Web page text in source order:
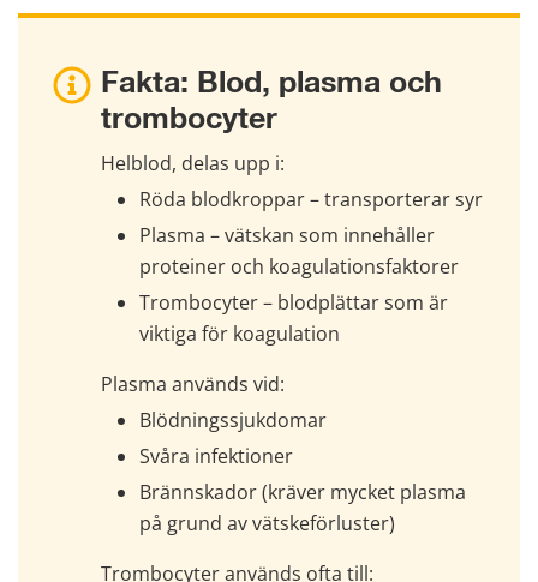
Fakta: Blod, plasma och
trombocyter
Helblod, delas upp i:
Röda blodkroppar – transporterar syr
Plasma – vätskan som innehåller
proteiner och koagulationsfaktorer
Trombocyter – blodplättar som är
viktiga för koagulation
Plasma används vid:
Blödningssjukdomar
Svåra infektioner
Brännskador (kräver mycket plasma
på grund av vätskeförluster)
Trombocyter används ofta till: